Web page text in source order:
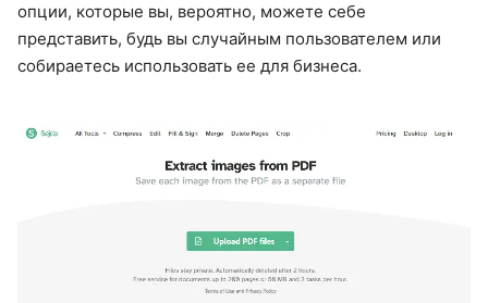
опции, которые вы, вероятно, можете себе
представить, будь вы случайным пользователем или
собираетесь использовать ее для бизнеса.